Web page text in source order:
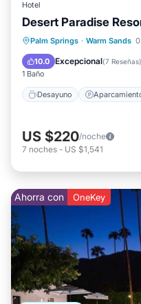
precisión que describe
saber.
Hotel
Desert Paradise
Palm Springs · Warm Sands
10.0 Excepcional(7 Reseñas)
1 Baño
Desayuno
Desayuno
Spa
US $220/noche
7 noches - US $1,541
Ahorra con OneKey